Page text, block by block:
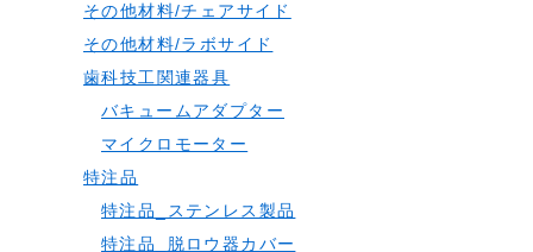
その他材料/チェアサイド
その他材料/ラボサイド
歯科技工関連器具
バキュームアダプター
マイクロモーター
特注品
特注品_ステンレス製品
特注品_脱ロウ器カバー